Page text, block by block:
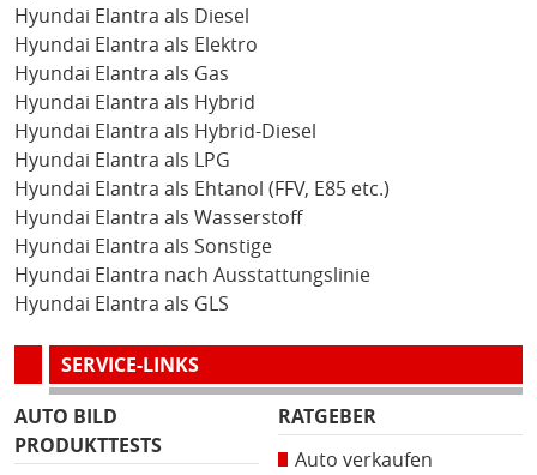
Hyundai Elantra als Diesel
Hyundai Elantra als Elektro
Hyundai Elantra als Gas
Hyundai Elantra als Hybrid
Hyundai Elantra als Hybrid-Diesel
Hyundai Elantra als LPG
Hyundai Elantra als Ehtanol (FFV, E85 etc.)
Hyundai Elantra als Wasserstoff
Hyundai Elantra als Sonstige
Hyundai Elantra nach Ausstattungslinie
Hyundai Elantra als GLS
SERVICE-LINKS
AUTO BILD
PRODUKTTESTS
RATGEBER
Auto verkaufen